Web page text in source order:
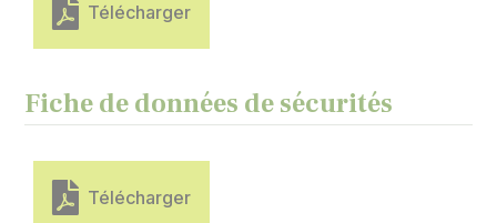
Télécharger
Fiche de données de sécurités
Télécharger